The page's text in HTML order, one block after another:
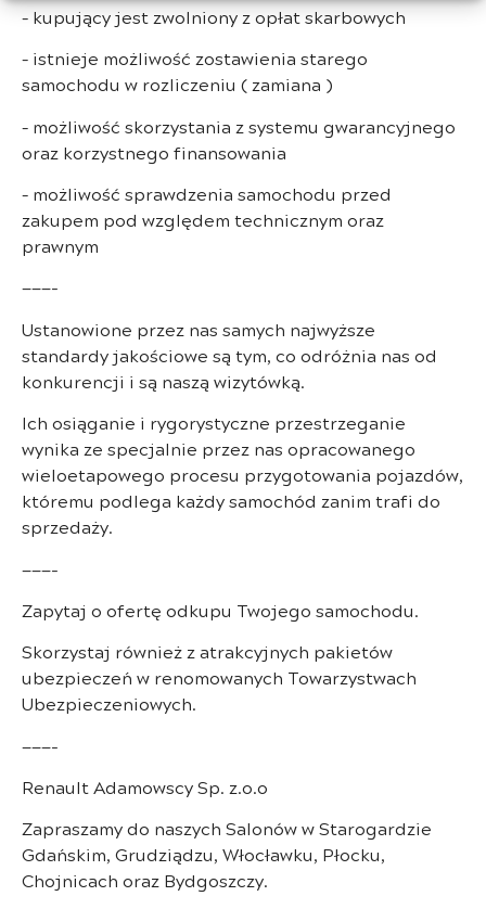
– kupujący jest zwolniony z opłat skarbowych
– istnieje możliwość zostawienia starego
samochodu w rozliczeniu ( zamiana )
– możliwość skorzystania z systemu gwarancyjnego
oraz korzystnego finansowania
– możliwość sprawdzenia samochodu przed
zakupem pod względem technicznym oraz
prawnym
———-
Ustanowione przez nas samych najwyższe
standardy jakościowe są tym, co odróżnia nas od
konkurencji i są naszą wizytówką.
Ich osiąganie i rygorystyczne przestrzeganie
wynika ze specjalnie przez nas opracowanego
wieloetapowego procesu przygotowania pojazdów,
któremu podlega każdy samochód zanim trafi do
sprzedaży.
———-
Zapytaj o ofertę odkupu Twojego samochodu.
Skorzystaj również z atrakcyjnych pakietów
ubezpieczeń w renomowanych Towarzystwach
Ubezpieczeniowych.
———-
Renault Adamowscy Sp. z.o.o
Zapraszamy do naszych Salonów w Starogardzie
Gdańskim, Grudziądzu, Włocławku, Płocku,
Chojnicach oraz Bydgoszczy.